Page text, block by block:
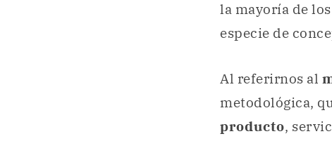
la mayoría de
especie de
Al referirnos al
metodológica,
producto,